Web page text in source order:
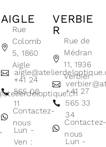
AIGLE
Rue
Colomb
5, 1860
Aigle
+41 24
565 00
11
Contactez-
nous
Lun -
Ven :
VERBIE
R
Rue de
Médran
11, 1936
Verbier
+41 27
565 33
34
Contactez-
nous
Lun -